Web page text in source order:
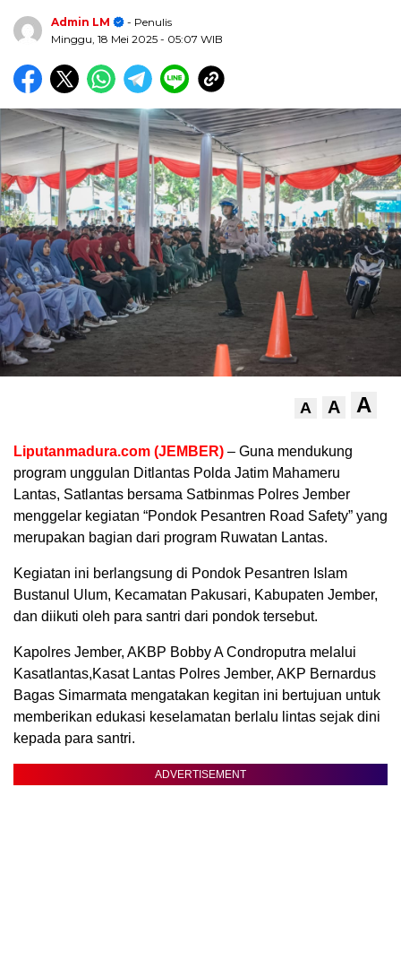
Admin LM
- Penulis
Minggu, 18 Mei 2025 - 05:07 WIB
A A A
Liputanmadura.com (JEMBER) – Guna mendukung
program unggulan Ditlantas Polda Jatim Mahameru
Lantas, Satlantas bersama Satbinmas Polres Jember
menggelar kegiatan “Pondok Pesantren Road Safety” yang
merupakan bagian dari program Ruwatan Lantas.
Kegiatan ini berlangsung di Pondok Pesantren Islam
Bustanul Ulum, Kecamatan Pakusari, Kabupaten Jember,
dan diikuti oleh para santri dari pondok tersebut.
Kapolres Jember, AKBP Bobby A Condroputra melalui
Kasatlantas,Kasat Lantas Polres Jember, AKP Bernardus
Bagas Simarmata mengatakan kegitan ini bertujuan untuk
memberikan edukasi keselamatan berlalu lintas sejak dini
kepada para santri.
ADVERTISEMENT